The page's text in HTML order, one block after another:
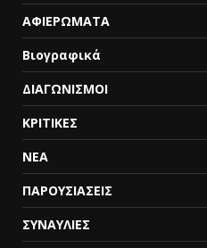
ΑΦΙΕΡΩΜΑΤΑ
Βιογραφικά
ΔΙΑΓΩΝΙΣΜΟΙ
ΚΡΙΤΙΚΕΣ
ΝΕΑ
ΠΑΡΟΥΣΙΑΣΕΙΣ
ΣΥΝΑΥΛΙΕΣ